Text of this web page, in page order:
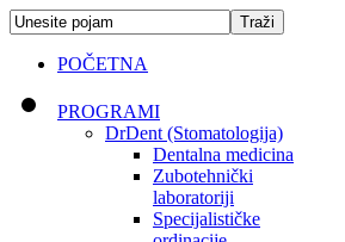
POČETNA
PROGRAMI
DrDent (Stomatologija)
Dentalna medicina
Zubotehnički
laboratoriji
Specijalističke